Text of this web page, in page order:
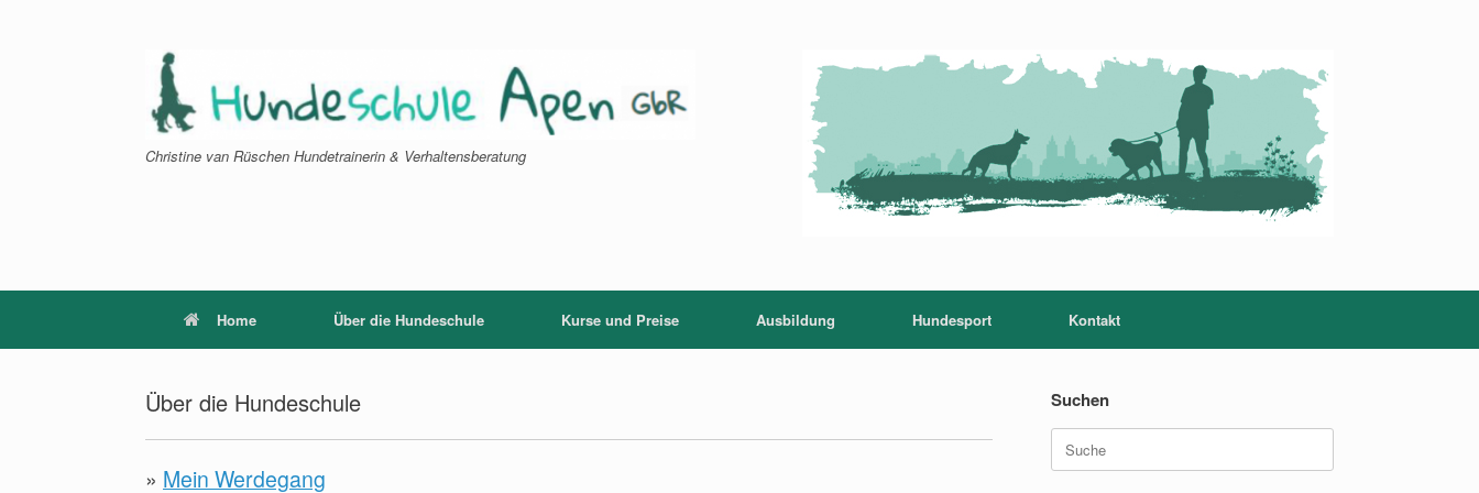
Christine van Rüschen Hundetrainerin & Verhaltensberatung
Home Über die Hundeschule Kurse und Preise Ausbildung Hundesport Kontakt
Über die Hundeschule
» Mein Werdegang
Suchen
Suche
nach: